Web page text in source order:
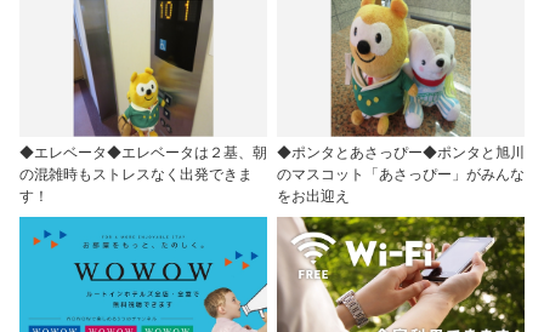
◆エレベータ◆エレベータは２基、朝
の混雑時もストレスなく出発できま
す！
◆ポンタとあさっぴー◆ポンタと旭川
のマスコット「あさっぴー」がみんな
をお出迎え